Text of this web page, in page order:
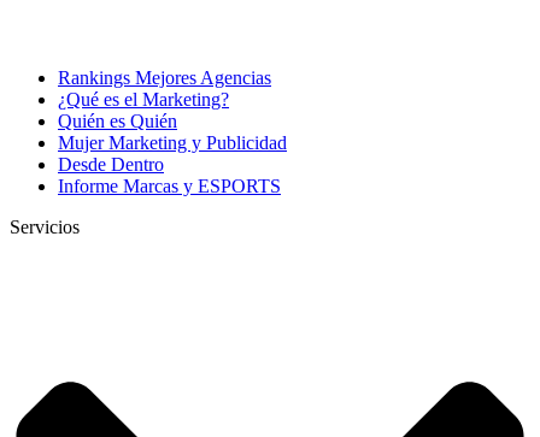
Rankings Mejores Agencias
¿Qué es el Marketing?
Quién es Quién
Mujer Marketing y Publicidad
Desde Dentro
Informe Marcas y ESPORTS
Servicios